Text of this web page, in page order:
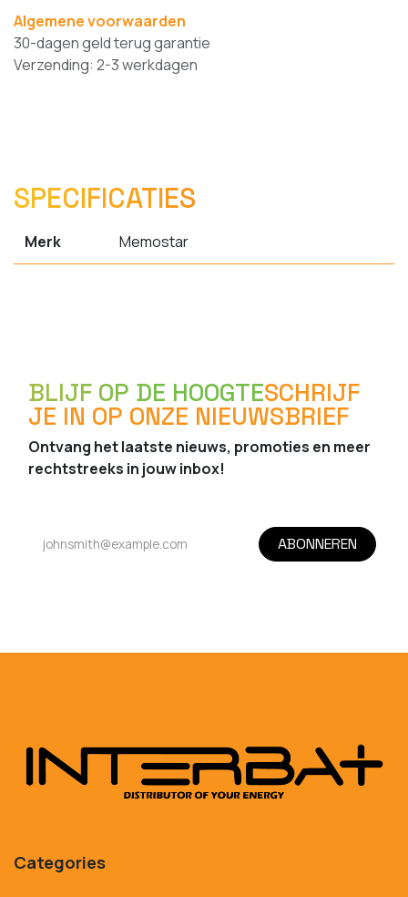
Algemene voorwaarden
30-dagen geld terug garantie
Verzending: 2-3 werkdagen
SPECIFICATIES
Merk Memostar
BLIJF OP DE HOOGTESCHRIJF
JE IN OP ONZE NIEUWSBRIEF
Ontvang het laatste nieuws, promoties en meer
rechtstreeks in jouw inbox!
ABONNEREN
Categories